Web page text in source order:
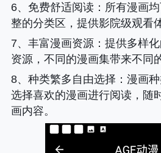
6、 免费舒适阅读 ：所有漫画
整的分类区，提供影院级观看
7、 丰富漫画资源：提供多样
资源，不同的漫画集带来不同
8、 种类繁多自由选择 ：漫画
选择喜欢的漫画进行阅读，随
画内容。